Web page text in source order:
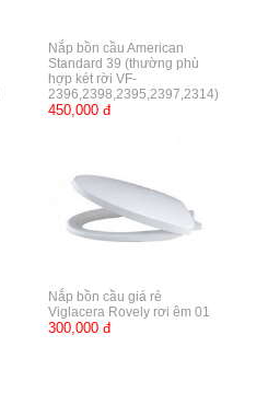
Nắp bồn cầu American
Standard 39 (thường phù
hợp két rời VF-
2396,2398,2395,2397,2314)
450,000 đ
Nắp bồn cầu giá rẻ
Viglacera Rovely rơi êm 01
300,000 đ